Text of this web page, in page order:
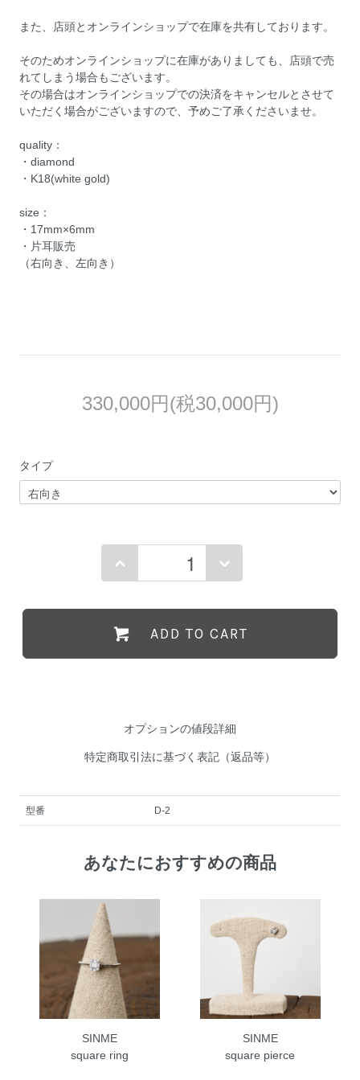
また、店頭とオンラインショップで在庫を共有しております。
そのためオンラインショップに在庫がありましても、店頭で売
れてしまう場合もございます。
その場合はオンラインショップでの決済をキャンセルとさせて
いただく場合がございますので、予めご了承くださいませ。
quality：
・diamond
・K18(white gold)
size：
・17mm×6mm
・片耳販売
（右向き、左向き）
330,000円(税30,000円)
タイプ
ADD TO CART
オプションの値段詳細
特定商取引法に基づく表記（返品等）
型番 D-2
あなたにおすすめの商品
SINME
square ring
SINME
square pierce